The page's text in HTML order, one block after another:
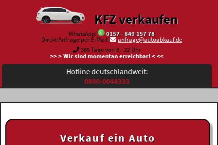
KFZ verkaufen
WhatsApp:
0157 - 849 157 78
Direkt Anfrage per E-Mail:
anfrage@autoabkauf.de
365 Tage von 8 - 22 Uhr
>> > Wir sind momentan erreichbar! < <<
Hotline deutschlandweit:
0800-0044333
Verkauf ein Auto